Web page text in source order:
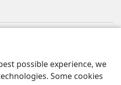
possible experience, we
Some cookies
Watchtoweroʼ™